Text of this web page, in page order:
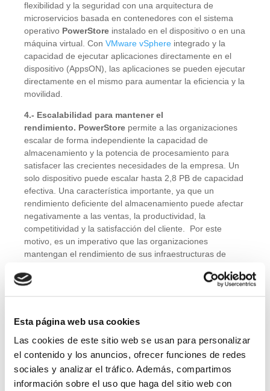
Esta página web usa cookies
Las cookies de este sitio web se usan para personalizar
el contenido y los anuncios, ofrecer funciones de redes
sociales y analizar el tráfico. Además, compartimos
información sobre el uso que haga del sitio web con
flexibilidad y la seguridad con una arquitectura de
microservicios basada en contenedores con el sistema
operativo PowerStore instalado en el dispositivo o en una
máquina virtual. Con VMware vSphere integrado y la
capacidad de ejecutar aplicaciones directamente en el
dispositivo (AppsON), las aplicaciones se pueden ejecutar
directamente en el mismo para aumentar la eficiencia y la
movilidad.
4.- Escalabilidad para mantener el
rendimiento. PowerStore permite a las organizaciones
escalar de forma independiente la capacidad de
almacenamiento y la potencia de procesamiento para
satisfacer las crecientes necesidades de la empresa. Un
solo dispositivo puede escalar hasta 2,8 PB de capacidad
efectiva. Una característica importante, ya que un
rendimiento deficiente del almacenamiento puede afectar
negativamente a las ventas, la productividad, la
competitividad y la satisfacción del cliente. Por este
motivo, es un imperativo que las organizaciones
mantengan el rendimiento de sus infraestructuras de
eviten el coste de agregar más hardware de
Resiliency Engine (DRE)proporciona un enfoque
inteligente basado en software para la redundancia de
fallos de unidades que se diseñó con el objetivo de ser
más distribuido, automatizado y eficiente que el RAID
tradicional (matriz redundante de unidades
independientes). El soporte de paridad dual se introdujo